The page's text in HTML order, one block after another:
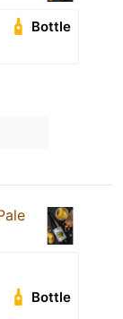
Bottle
Bottle